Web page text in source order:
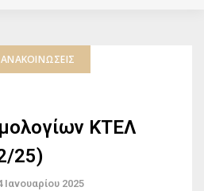
ΑΝΑΚΟΙΝΏΣΕΙΣ
ΚΤΕΛ
25)
Ιανουαρίου 2025